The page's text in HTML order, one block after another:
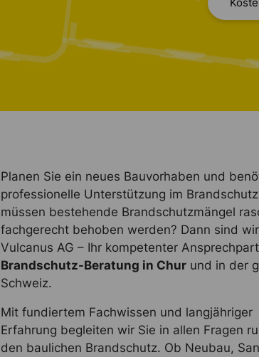
Planen Sie ein neues Bauvorhaben und
professionelle Unterstützung im
müssen bestehende Brandschutzmängel
fachgerecht behoben werden? Dann sind
Vulcanus AG – Ihr kompetenter
Brandschutz-Beratung in Chur und in der
Schweiz.
Mit fundiertem Fachwissen und langjähriger
Erfahrung begleiten wir Sie in allen Fragen
den baulichen Brandschutz. Ob Neubau,